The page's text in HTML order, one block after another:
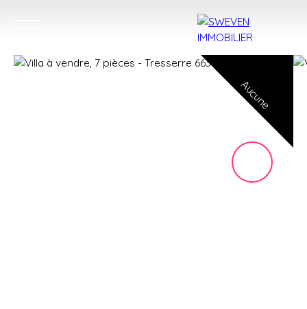
Aucune